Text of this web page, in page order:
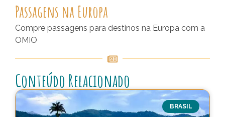
Passagens na Europa
Compre passagens para destinos na Europa com a
OMIO
Conteúdo Relacionado
BRASIL